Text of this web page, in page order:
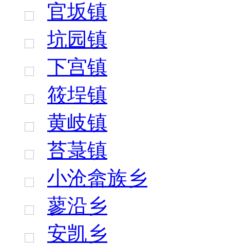
官坂镇
坑园镇
下宫镇
筱埕镇
黄岐镇
苔菉镇
小沧畲族乡
蓼沿乡
安凯乡